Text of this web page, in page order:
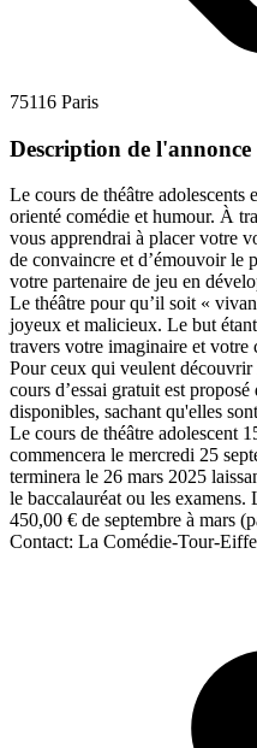
75116 Paris
Description de l'annonce
Le cours de théâtre adolescents
orienté comédie et humour. À
vous apprendrai à placer votre
de convaincre et d’émouvoir le
votre partenaire de jeu en
Le théâtre pour qu’il soit «
joyeux et malicieux. Le but
travers votre imaginaire et votre
Pour ceux qui veulent découvrir
cours d’essai gratuit est
disponibles, sachant qu'elles
Le cours de théâtre adolescent
commencera le mercredi 25
terminera le 26 mars 2025
le baccalauréat ou les
450,00 € de septembre à mars
Contact: La Comédie-Tour-